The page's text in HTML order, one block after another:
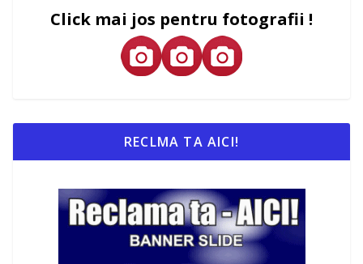
Click mai jos pentru fotografii !
RECLMA TA AICI!